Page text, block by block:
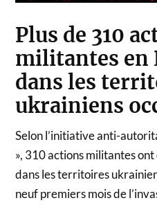
Plus de 310
militantes en
dans les
ukrainiens
Selon l’initiative anti-
», 310 actions militantes
dans les territoires
neuf premiers mois de